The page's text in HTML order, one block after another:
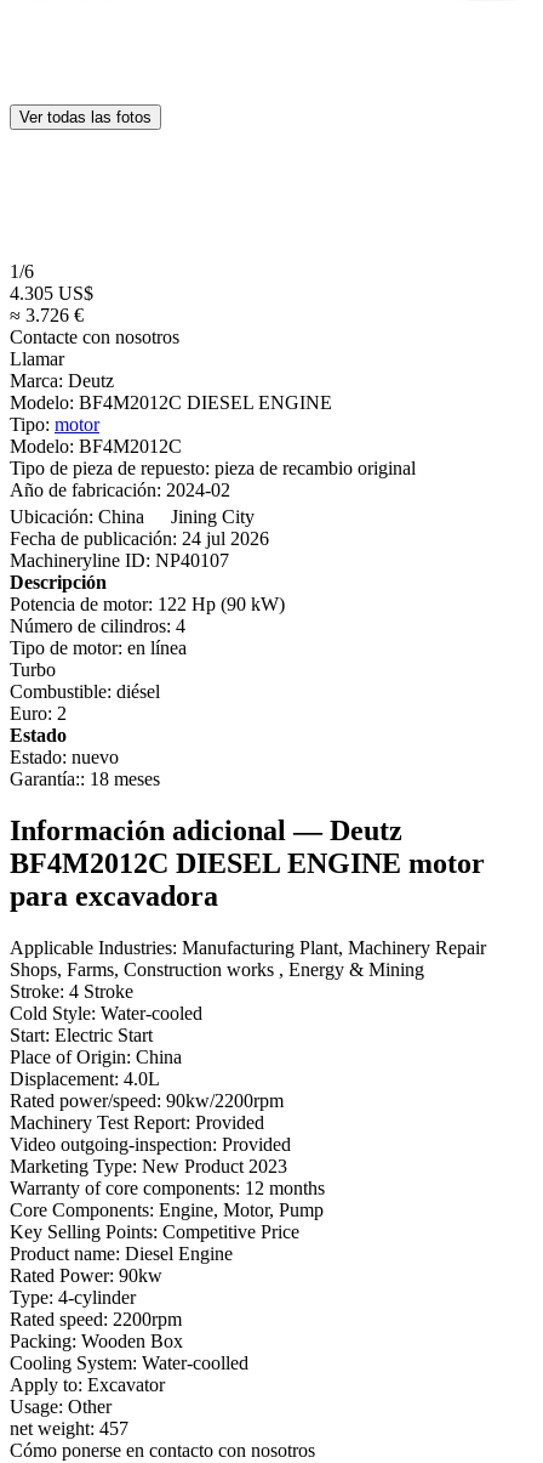
Ver todas las fotos
1/6
4.305 US$
≈ 3.726 €
Contacte con nosotros
Llamar
Marca: Deutz
Modelo: BF4M2012C DIESEL ENGINE
Tipo: motor
Modelo: BF4M2012C
Tipo de pieza de repuesto: pieza de recambio original
Año de fabricación: 2024-02
Ubicación: China
Jining City
Fecha de publicación: 24 jul 2026
Machineryline ID: NP40107
Descripción
Potencia de motor: 122 Hp (90 kW)
Número de cilindros: 4
Tipo de motor: en línea
Turbo
Combustible: diésel
Euro: 2
Estado
Estado: nuevo
Garantía:: 18 meses
Información adicional — Deutz
BF4M2012C DIESEL ENGINE motor
para excavadora
Applicable Industries: Manufacturing Plant, Machinery Repair
Shops, Farms, Construction works , Energy & Mining
Stroke: 4 Stroke
Cold Style: Water-cooled
Start: Electric Start
Place of Origin: China
Displacement: 4.0L
Rated power/speed: 90kw/2200rpm
Machinery Test Report: Provided
Video outgoing-inspection: Provided
Marketing Type: New Product 2023
Warranty of core components: 12 months
Core Components: Engine, Motor, Pump
Key Selling Points: Competitive Price
Product name: Diesel Engine
Rated Power: 90kw
Type: 4-cylinder
Rated speed: 2200rpm
Packing: Wooden Box
Cooling System: Water-coolled
Apply to: Excavator
Usage: Other
net weight: 457
Cómo ponerse en contacto con nosotros